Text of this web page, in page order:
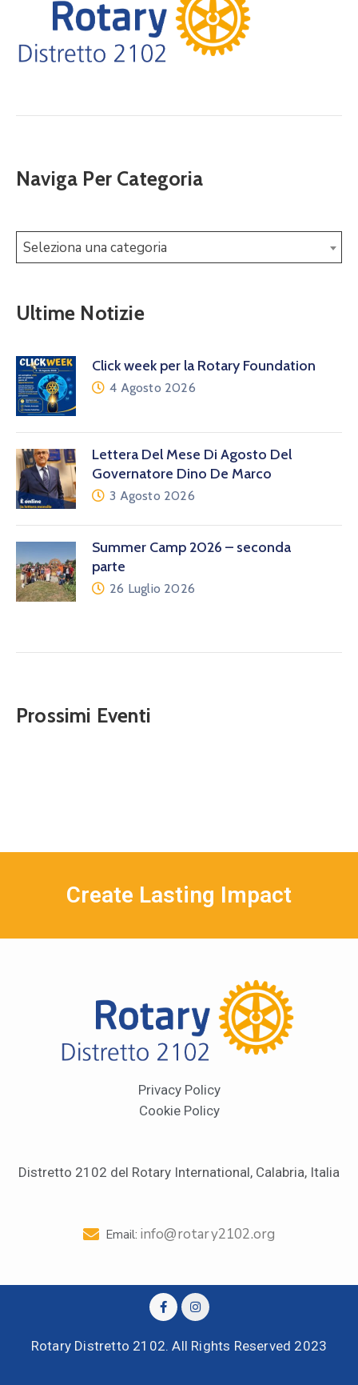
Naviga Per Categoria
Seleziona una categoria
Ultime Notizie
Click week per la Rotary Foundation
4 Agosto 2026
Lettera Del Mese Di Agosto Del
Governatore Dino De Marco
3 Agosto 2026
Summer Camp 2026 – seconda
parte
26 Luglio 2026
Prossimi Eventi
Create Lasting Impact
Privacy Policy
Cookie Policy
Distretto 2102 del Rotary International, Calabria, Italia
Email: info@rotary2102.org
Rotary Distretto 2102. All Rights Reserved 2023